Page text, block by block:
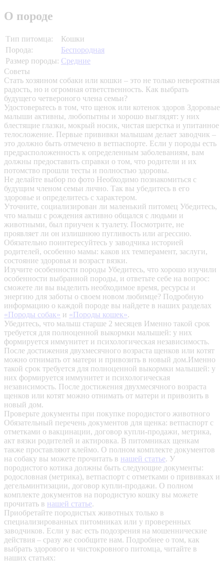
О породе
Тип питомца:
Кошки
Порода:
Беспородная
Размер породы: Средние
Советы
Стать хозяином собаки или кошки – это не только невероятная
радость, но и огромная ответственность. Как выбрать
будущего четвероного члена семьи?
Удостоверьтесь в том, что щенок или котенок здоров Здоровые
малыши активны, любопытны и хорошо выглядят: у них
блестящие глазки, мокрый носик, чистая шерстка и упитанное
телосложение. Первые прививки малышам делает заводчик –
это должно быть отмечено в ветпаспорте. Если у породы есть
предрасположенность к определенным заболеваниям, вам
должны предоставить справки о том, что родители и их
потомство прошли тесты и полностью здоровы.
Не делайте выбор по фото Необходимо познакомиться с
будущим членом семьи лично. Так вы убедитесь в его
здоровье и определитесь с характером.
Уточните, социализирован ли маленький питомец Убедитесь,
что малыш с рождения активно общался с людьми и
животными, был приучен к туалету. Посмотрите, не
проявляет ли он излишнюю пугливость или агрессию.
Обязательно поинтересуйтесь у заводчика историей
родителей, особенно мамы: каков их темперамент, заслуги,
состояние здоровья и возраст вязки.
Изучите особенности породы Убедитесь, что хорошо изучили
особенности выбранной породы, и ответьте себе на вопрос:
сможете ли вы выделить необходимое время, ресурсы и
энергию для заботы о своем новом любимце? Подробную
информацию о каждой породе вы найдете в наших разделах
«Породы собак» и «Породы кошек».
Убедитесь, что малыш старше 2 месяцев Именно такой срок
требуется для полноценной выкормки малышей: у них
формируется иммунитет и психологическая независимость.
После достижения двухмесячного возраста щенков или котят
можно отнимать от матери и привозить в новый дом.Именно
такой срок требуется для полноценной выкормки малышей: у
них формируется иммунитет и психологическая
независимость. После достижения двухмесячного возраста
щенков или котят можно отнимать от матери и привозить в
новый дом.
Проверьте документы при покупке породистого животного
Обязательный перечень документов для щенка: ветпаспорт с
отметками о вакцинации, договор купли-продажи, метрика,
акт вязки родителей и актировка. В питомниках щенкам
также проставляют клеймо. О полном комплекте документов
на собаку вы можете прочитать в нашей статье. У
породистого котика должны быть следующие документы:
родословная (метрика), ветпаспорт с отметками о прививках и
дегельминтизации, договор купли-продажи. О полном
комплекте документов на породистую кошку вы можете
прочитать в нашей статье.
Приобретайте породистых животных только в
специализированных питомниках или у проверенных
заводчиков. Если у вас есть подозрения на мошеннические
действия – сразу же сообщите нам. Подробнее о том, как
выбрать здорового и чистокровного питомца, читайте в
наших статьях: